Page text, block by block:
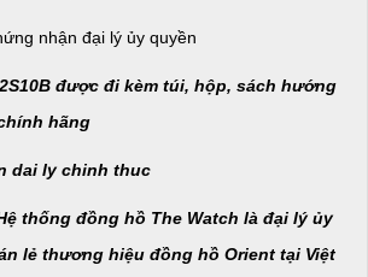
được đi kèm túi, hộp, sách hướng
hãng
thống đồng hồ The Watch là đại lý ủy
lẻ thương hiệu đồng hồ Orient tại Việt